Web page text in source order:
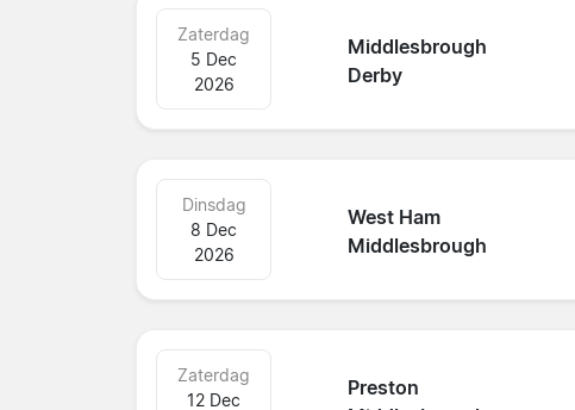
Middlesbrough
Derby
Zaterdag
5 Dec
2026
West Ham
Middlesbrough
Dinsdag
8 Dec
2026
Preston
Zaterdag
12 Dec